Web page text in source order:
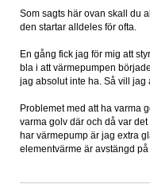
Som sagts här ovan skall du
den startar alldeles för ofta.
En gång fick jag för mig att
bla i att värmepumpen
jag absolut inte ha. Så vill jag
Problemet med att ha varma
varma golv där och då var
har värmepump är jag extra
elementvärme är avstängd på